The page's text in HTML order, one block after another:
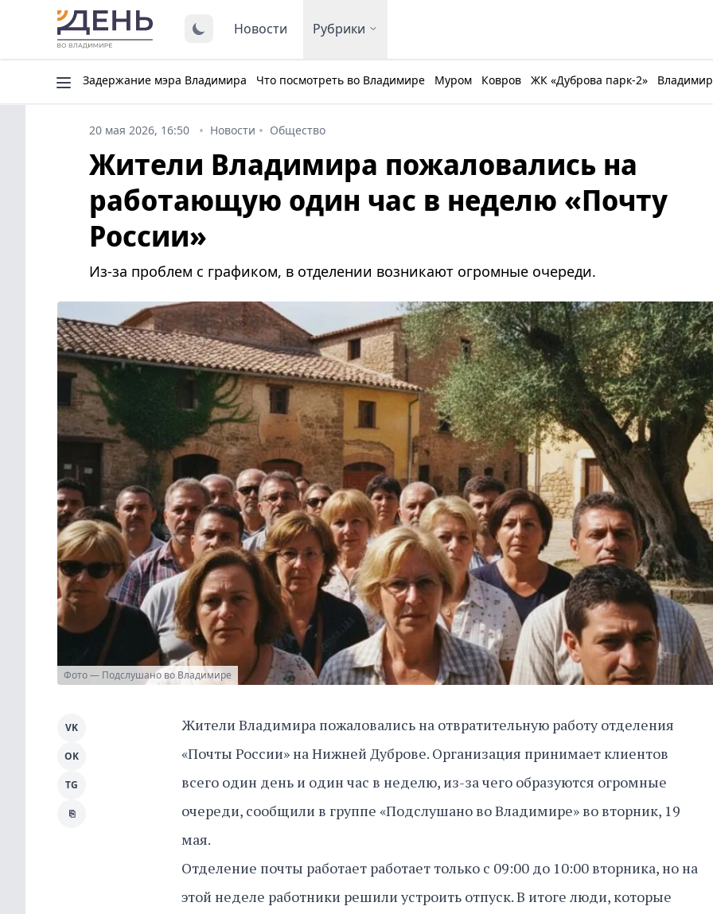
Новости Рубрики
Задержание мэра Владимира Что посмотреть во Владимире Муром Ковров ЖК «Дуброва парк-2»
20 мая 2026, 16:50 Новости Общество
Жители Владимира пожаловались на
работающую один час в неделю «Почту
России»
Из-за проблем с графиком, в отделении возникают огромные очереди.
Фото — Подслушано во Владимире
Жители Владимира пожаловались на отвратительную работу отделения
«Почты России» на Нижней Дуброве. Организация принимает клиентов
всего один день и один час в неделю, из-за чего образуются огромные
очереди, сообщили в группе «Подслушано во Владимире» во вторник, 19
мая.
Отделение почты работает работает только с 09:00 до 10:00 вторника, но на
этой неделе работники решили устроить отпуск. В итоге люди, которые
VK
OK
TG
⎘